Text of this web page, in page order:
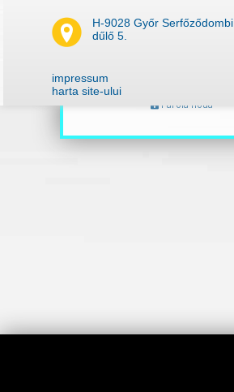
H-9028 Győr Serfőződombi
dűlő 5.
impressum
harta site-ului
Parola noua